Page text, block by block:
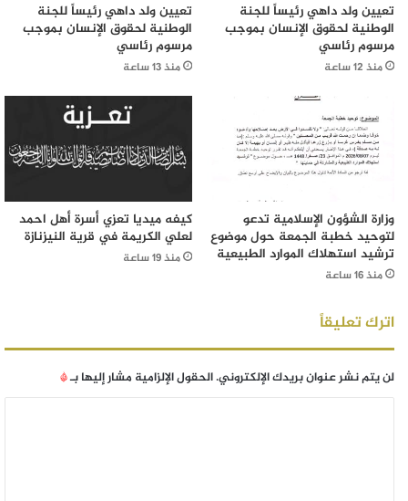
تعيين ولد داهي رئيساً للجنة
الوطنية لحقوق الإنسان بموجب
مرسوم رئاسي
منذ 12 ساعة
تعيين ولد داهي رئيساً للجنة
الوطنية لحقوق الإنسان بموجب
مرسوم رئاسي
منذ 13 ساعة
وزارة الشؤون الإسلامية تدعو
لتوحيد خطبة الجمعة حول موضوع
ترشيد استهلاك الموارد الطبيعية
منذ 16 ساعة
كيفه ميديا تعزي أسرة أهل احمد
لعلي الكريمة في قرية النيزنازة
منذ 19 ساعة
اترك تعليقاً
لن يتم نشر عنوان بريدك الإلكتروني.الحقول الإلزامية مشار إليها بـ*